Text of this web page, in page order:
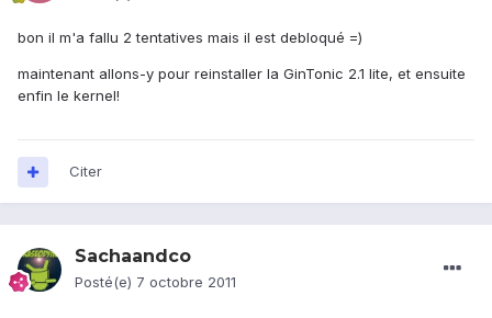
bon il m'a fallu 2 tentatives mais il est debloqué =)
maintenant allons-y pour reinstaller la GinTonic 2.1 lite, et ensuite
enfin le kernel!
Citer
Sachaandco
Posté(e) 7 octobre 2011